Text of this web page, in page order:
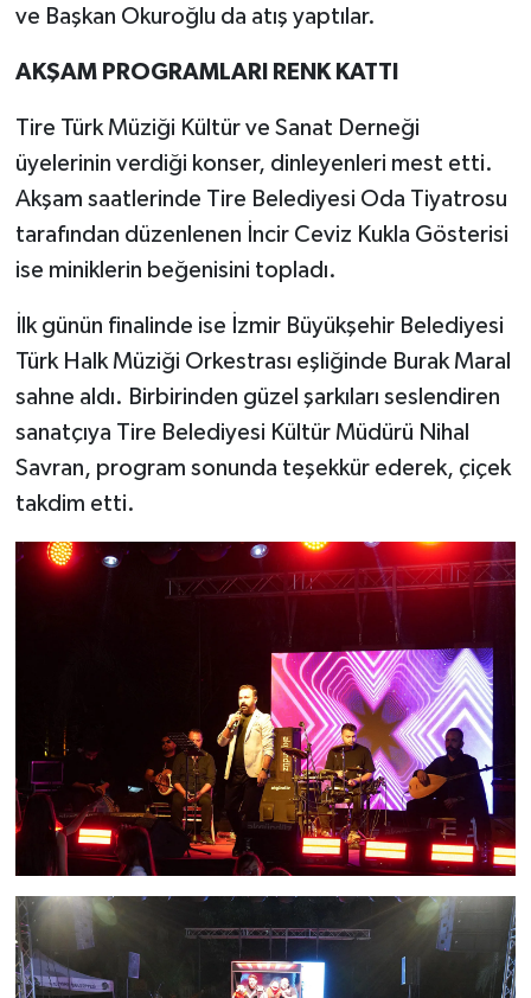
ve Başkan Okuroğlu da atış yaptılar.
AKŞAM PROGRAMLARI RENK KATTI
Tire Türk Müziği Kültür ve Sanat Derneği
üyelerinin verdiği konser, dinleyenleri mest etti.
Akşam saatlerinde Tire Belediyesi Oda Tiyatrosu
tarafından düzenlenen İncir Ceviz Kukla Gösterisi
ise miniklerin beğenisini topladı.
İlk günün finalinde ise İzmir Büyükşehir Belediyesi
Türk Halk Müziği Orkestrası eşliğinde Burak Maral
sahne aldı. Birbirinden güzel şarkıları seslendiren
sanatçıya Tire Belediyesi Kültür Müdürü Nihal
Savran, program sonunda teşekkür ederek, çiçek
takdim etti.